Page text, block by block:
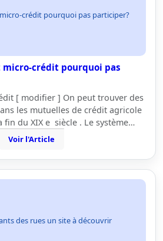
crédit pourquoi pas participer?
micro-crédit pourquoi pas
[ modifier ] On peut trouver des
les mutuelles de crédit agricole
fin du XIX e siècle . Le système…
Voir l'Article
des rues un site à découvrir